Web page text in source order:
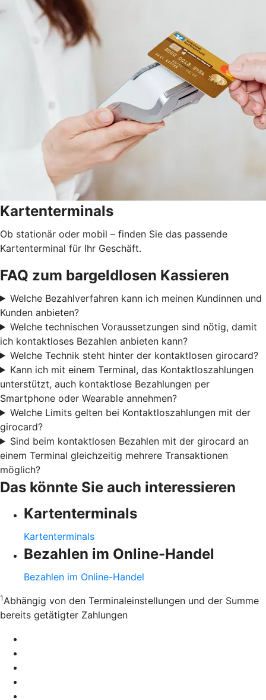
Kartenterminals
Ob stationär oder mobil – finden Sie das passende
Kartenterminal für Ihr Geschäft.
FAQ zum bargeldlosen Kassieren
Welche Bezahlverfahren kann ich meinen Kundinnen und
Kunden anbieten?
Welche technischen Voraussetzungen sind nötig, damit
ich kontaktloses Bezahlen anbieten kann?
Welche Technik steht hinter der kontaktlosen girocard?
Kann ich mit einem Terminal, das Kontaktloszahlungen
unterstützt, auch kontaktlose Bezahlungen per
Smartphone oder Wearable annehmen?
Welche Limits gelten bei Kontaktloszahlungen mit der
girocard?
Sind beim kontaktlosen Bezahlen mit der girocard an
einem Terminal gleichzeitig mehrere Transaktionen
möglich?
Das könnte Sie auch interessieren
Kartenterminals
Kartenterminals
Bezahlen im Online-Handel
Bezahlen im Online-Handel
1 Abhängig von den Terminaleinstellungen und der Summe
bereits getätigter Zahlungen